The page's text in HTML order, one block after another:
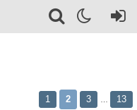
1 2 3 13